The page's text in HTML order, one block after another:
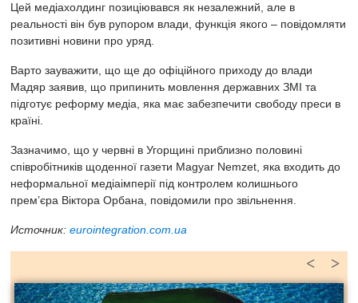
Цей медіахолдинг позиціювався як незалежний, але в
реальності він був рупором влади, функція якого – повідомляти
позитивні новини про уряд.
Варто зауважити, що ще до офіційного приходу до влади
Мадяр заявив, що припинить мовлення державних ЗМІ та
підготує реформу медіа, яка має забезпечити свободу преси в
країні.
Зазначимо, що у червні в Угорщині приблизно половині
співробітників щоденної газети Magyar Nemzet, яка входить до
неформальної медіаімперії під контролем колишнього
прем’єра Віктора Орбана, повідомили про звільнення.
Источник: eurointegration.com.ua
>
<